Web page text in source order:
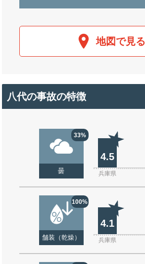
地図で見る
八代の事故の特徴
33%
曇
4.5
兵庫県
100%
舗装（乾燥）
4.1
兵庫県